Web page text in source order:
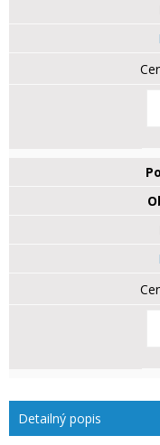
Detailný popis